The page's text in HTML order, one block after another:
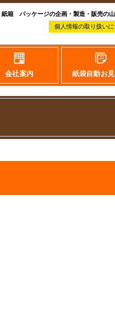
紙箱 パッケージの企画・製造・販売の
個人情報の取り扱いに
会社案内 紙袋自動お見